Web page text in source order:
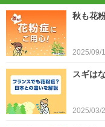
今日21
2026/04/
スギ、
2026/04/
秋も花
2025/09/
スギは
2025/03/